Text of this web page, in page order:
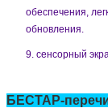
обеспечения,
обновления.
9. сенсорный
БЕСТАР-